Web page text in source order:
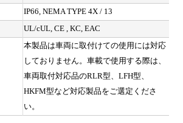
IP66, NEMA TYPE 4X / 13
UL/cUL, CE , KC, EAC
本製品は車両に取付けての使用には対応
しておりません。車載で使用する際は、
車両取付対応品のRLR型、LFH型、
HKFM型など対応製品をご選定くださ
い。